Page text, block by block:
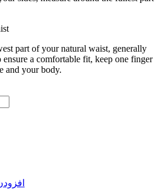
part of your natural waist, generally
a comfortable fit, keep one finger
and your body.